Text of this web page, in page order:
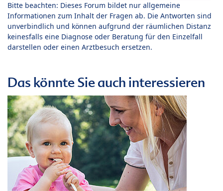
Bitte beachten: Dieses Forum bildet nur allgemeine
Informationen zum Inhalt der Fragen ab. Die Antworten sind
unverbindlich und können aufgrund der räumlichen Distanz
keinesfalls eine Diagnose oder Beratung für den Einzelfall
darstellen oder einen Arztbesuch ersetzen.
Das könnte Sie auch interessieren